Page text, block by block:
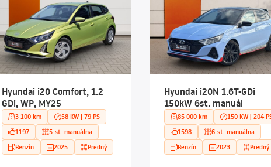
Hyundai i20 Comfort, 1.2
GDi, WP, MY25
3 100 km
58 KW | 79 PS
1197
5-st. manuálna
Benzín
2025 Predný
Hyundai i20N 1.6T-GDi
150kW 6st. manuál
85 000 km
150 KW | 204
1598
6-st. manuálna
Benzín
2023 Predný